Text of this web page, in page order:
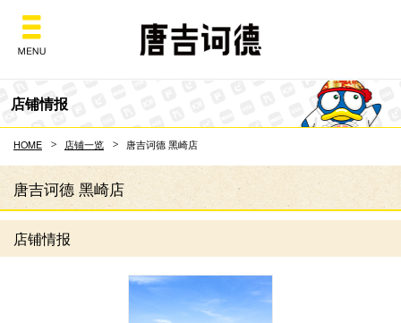
店铺情报
HOME 店铺一览 唐吉诃德 黑崎店
唐吉诃德 黑崎店
店铺情报